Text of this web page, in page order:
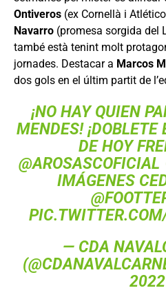
Ontiveros (ex Cornellà i
Navarro (promesa sorgida del
també està tenint molt
jornades. Destacar a Marcos
dos gols en el últim partit de
¡NO HAY QUIEN
MENDES!
DE HOY
@AROSASCOFICIAL
IMÁGENES
— CDA
2022